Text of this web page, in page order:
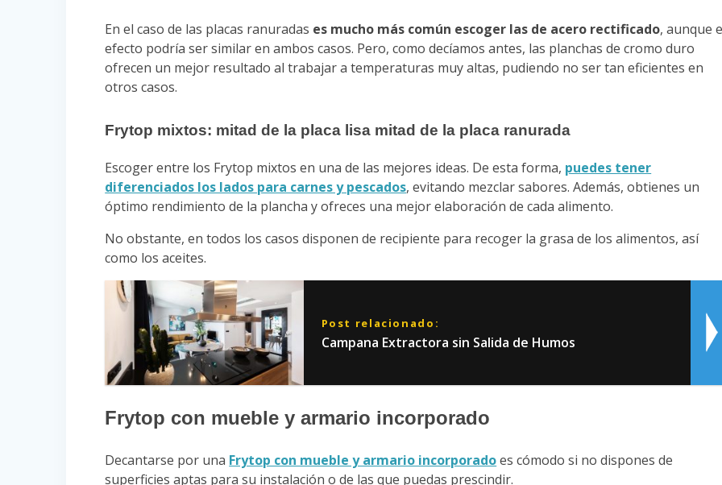
En el caso de las placas ranuradas es mucho más común escoger las de acero rectificado, aunque
efecto podría ser similar en ambos casos. Pero, como decíamos antes, las planchas de cromo duro
ofrecen un mejor resultado al trabajar a temperaturas muy altas, pudiendo no ser tan eficientes en
otros casos.
Frytop mixtos: mitad de la placa lisa mitad de la placa ranurada
Escoger entre los Frytop mixtos en una de las mejores ideas. De esta forma, puedes tener
diferenciados los lados para carnes y pescados, evitando mezclar sabores. Además, obtienes un
óptimo rendimiento de la plancha y ofreces una mejor elaboración de cada alimento.
No obstante, en todos los casos disponen de recipiente para recoger la grasa de los alimentos, así
como los aceites.
Post relacionado:
Campana Extractora sin Salida de Humos
Frytop con mueble y armario incorporado
Decantarse por una Frytop con mueble y armario incorporadoes cómodo si no dispones de
superficies aptas para su instalación o de las que puedas prescindir.